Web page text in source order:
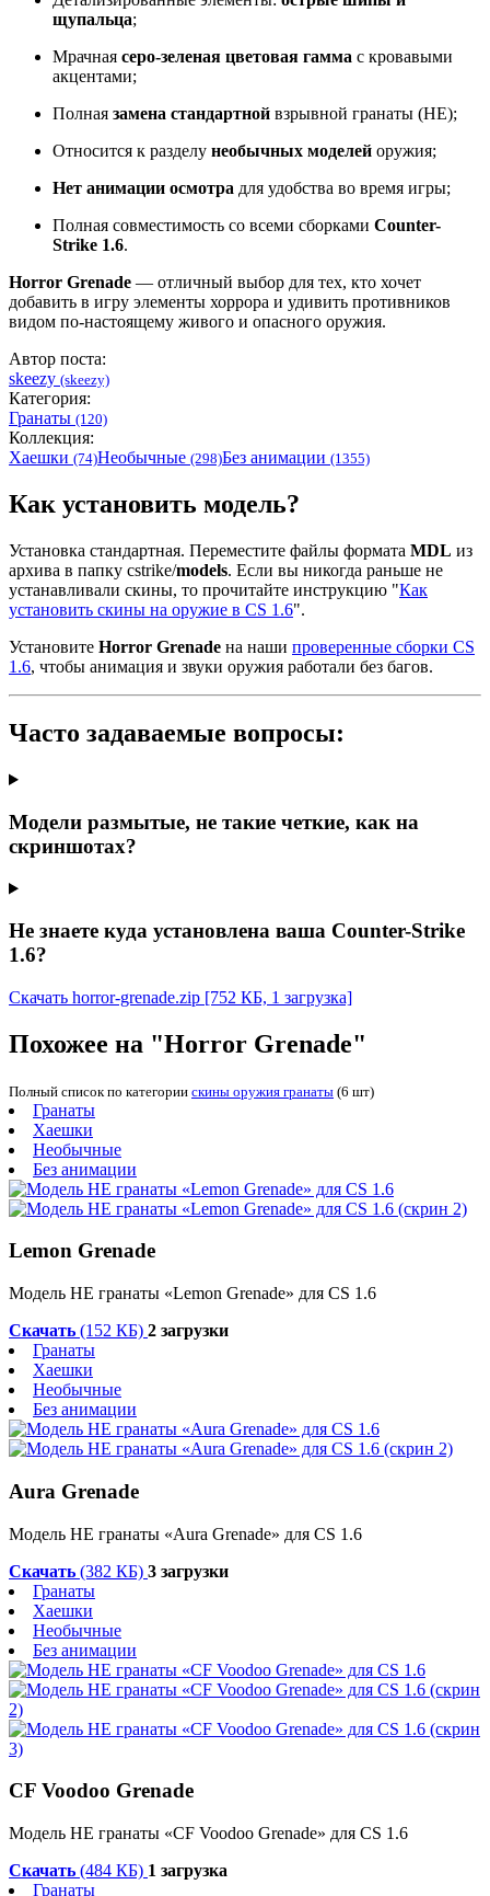
щупальца;
Мрачная серо-зеленая цветовая гамма с кровавыми
акцентами;
Полная замена стандартной взрывной гранаты (HE);
Относится к разделу необычных моделей оружия;
Нет анимации осмотра для удобства во время игры;
Полная совместимость со всеми сборками Counter-
Strike 1.6.
Horror Grenade — отличный выбор для тех, кто хочет
добавить в игру элементы хоррора и удивить противников
видом по-настоящему живого и опасного оружия.
Автор поста:
skeezy (skeezy)
Категория:
Гранаты (120)
Коллекция:
Хаешки (74)Необычные (298)Без анимации (1355)
Как установить модель?
Установка стандартная. Переместите файлы формата MDL из
архива в папку cstrike/models. Если вы никогда раньше не
устанавливали скины, то прочитайте инструкцию "Как
установить скины на оружие в CS 1.6".
Установите Horror Grenade на наши проверенные сборки CS
1.6, чтобы анимация и звуки оружия работали без багов.
Часто задаваемые вопросы:
Модели размытые, не такие четкие, как на
скриншотах?
Не знаете куда установлена ваша Counter-Strike
1.6?
Скачать horror-grenade.zip [752 КБ, 1 загрузка]
Похожее на "Horror Grenade"
Полный список по категории скины оружия гранаты (6 шт)
Гранаты
Хаешки
Необычные
Без анимации
Lemon Grenade
Модель HE гранаты «Lemon Grenade» для CS 1.6
Скачать (152 КБ) 2 загрузки
Гранаты
Хаешки
Необычные
Без анимации
Aura Grenade
Модель HE гранаты «Aura Grenade» для CS 1.6
Скачать (382 КБ) 3 загрузки
Гранаты
Хаешки
Необычные
Без анимации
CF Voodoo Grenade
Модель HE гранаты «CF Voodoo Grenade» для CS 1.6
Скачать (484 КБ) 1 загрузка
Гранаты